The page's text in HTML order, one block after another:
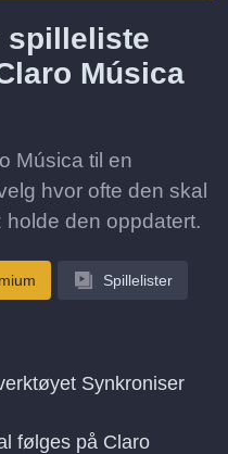
spilleliste
Música
Música til en
hvor ofte den skal
den oppdatert.
Spillelister
Synkroniser
følges på Claro